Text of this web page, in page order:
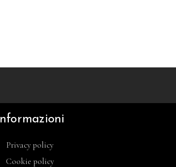
Informazioni
Privacy policy
Cookie policy